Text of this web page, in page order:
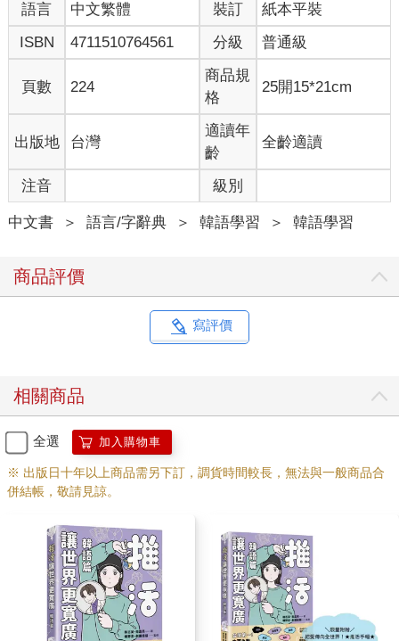
語言 中文繁體 裝訂
紙本平裝
ISBN
4711510764561 分級 普通級
頁數 224
商品規
格
25開15*21cm
出版地 台灣
適讀年
齡
全齡適讀
注音 級別
中文書 ＞ 語言/字辭典 ＞ 韓語學習 ＞ 韓語學習
商品評價
寫評價
相關商品
全選 加入購物車
※ 出版日十年以上商品需另下訂，調貨時間較長，無法與一般商品合
併結帳，敬請見諒。